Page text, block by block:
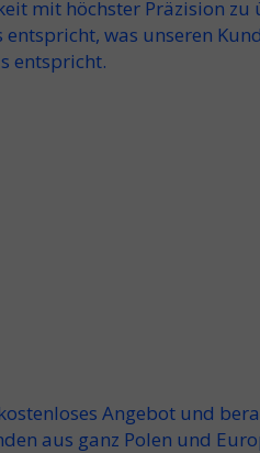
mit höchster Präzision
was unseren
entspricht.
Angebot und
aus ganz Polen und